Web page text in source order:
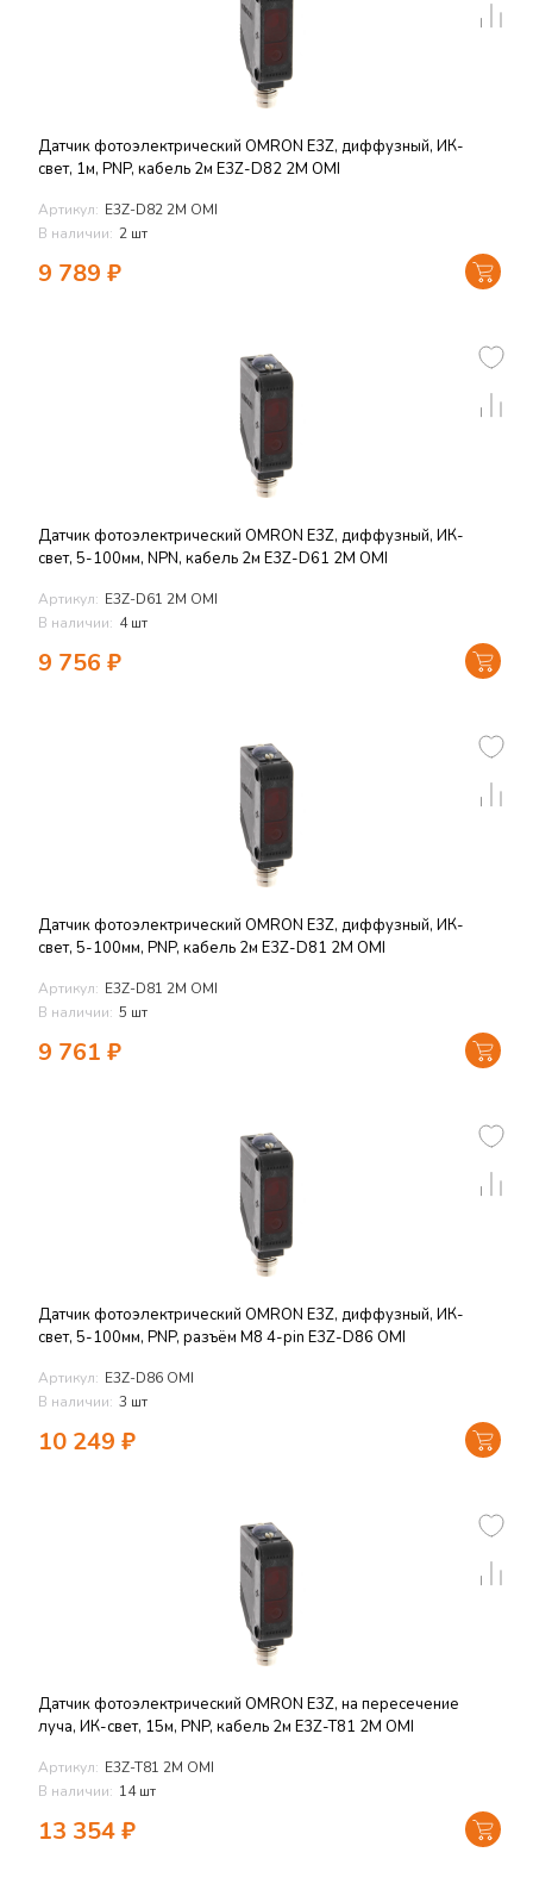
Датчик фотоэлектрический OMRON E3Z, диффузный, ИК-
свет, 1м, PNP, кабель 2м E3Z-D82 2M OMI
Артикул: E3Z-D82 2M OMI
В наличии: 2 шт
9 789 ₽
Датчик фотоэлектрический OMRON E3Z, диффузный, ИК-
свет, 5-100мм, NPN, кабель 2м E3Z-D61 2M OMI
Артикул: E3Z-D61 2M OMI
В наличии: 4 шт
9 756 ₽
Датчик фотоэлектрический OMRON E3Z, диффузный, ИК-
свет, 5-100мм, PNP, кабель 2м E3Z-D81 2M OMI
Артикул: E3Z-D81 2M OMI
В наличии: 5 шт
9 761 ₽
Датчик фотоэлектрический OMRON E3Z, диффузный, ИК-
свет, 5-100мм, PNP, разъём M8 4-pin E3Z-D86 OMI
Артикул: E3Z-D86 OMI
В наличии: 3 шт
10 249 ₽
Датчик фотоэлектрический OMRON E3Z, на пересечение
луча, ИК-свет, 15м, PNP, кабель 2м E3Z-T81 2M OMI
Артикул: E3Z-T81 2M OMI
В наличии: 14 шт
13 354₽